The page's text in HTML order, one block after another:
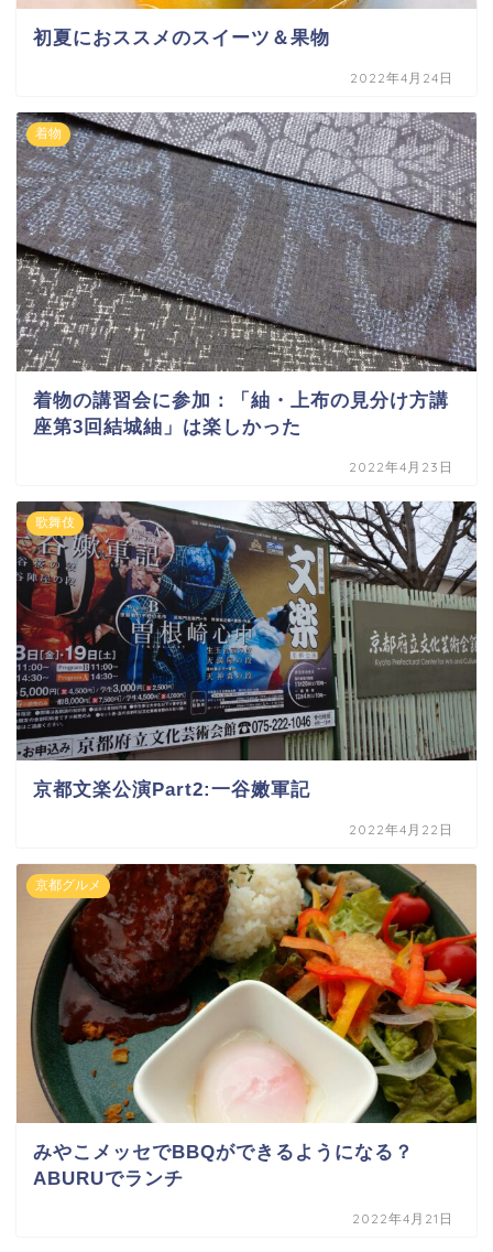
初夏におススメのスイーツ＆果物
2022年4月24日
着物
着物の講習会に参加：「紬・上布の見分け方講
座第3回結城紬」は楽しかった
2022年4月23日
歌舞伎
京都文楽公演Part2:一谷嫩軍記
2022年4月22日
京都グルメ
みやこメッセでBBQができるようになる？
ABURUでランチ
2022年4月21日